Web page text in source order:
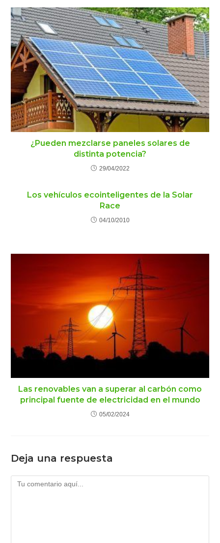
¿Pueden mezclarse paneles solares de
distinta potencia?
29/04/2022
Los vehículos ecointeligentes de la Solar
Race
04/10/2010
Las renovables van a superar al carbón como
principal fuente de electricidad en el mundo
05/02/2024
Deja una respuesta
Comentario